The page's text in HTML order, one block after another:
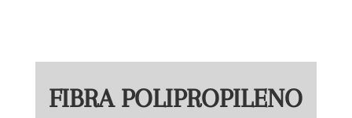
FIBRA POLIPROPILENO